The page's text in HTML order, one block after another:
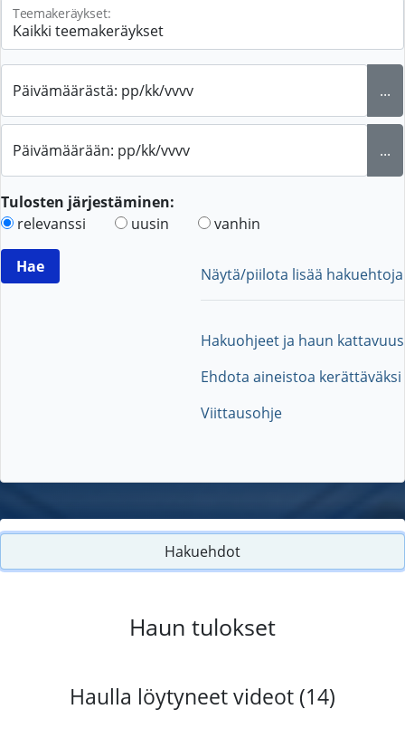
Teemakeräykset:
Päivämäärästä: pp/kk/vvvv ...
Päivämäärään: pp/kk/vvvv ...
Tulosten järjestäminen:
relevanssi
uusin vanhin
Näytä/piilota lisää hakuehtoja
Hakuohjeet ja haun kattavuus
Ehdota aineistoa kerättäväksi
Viittausohje
Hakuehdot
Haun tulokset
Haulla löytyneet videot (14)